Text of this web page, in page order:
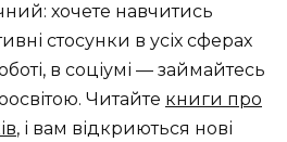
хочете навчитись
стосунки в усіх сферах
в соціумі — займайтесь
Читайте книги про
, і вам відкриються нові